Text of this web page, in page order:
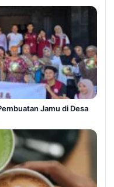
Jamu di Desa